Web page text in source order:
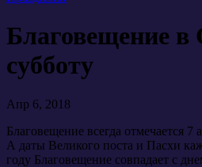
Благовещение в
субботу
Апр 6, 2018
Благовещение всегда отмечается 7
А даты Великого поста и Пасхи
году Благовещение совпадает с